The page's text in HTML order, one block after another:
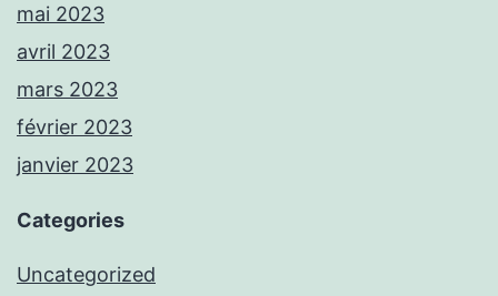
mai 2023
avril 2023
mars 2023
février 2023
janvier 2023
Categories
Uncategorized